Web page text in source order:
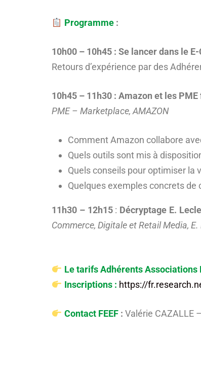
Programme:
10h00 – 10h45 : Se lancer dans le
Retours d’expérience par des
10h45 – 11h30 : Amazon et les
PME – Marketplace, AMAZON
Comment Amazon collabore
Quels outils sont mis à
Quels conseils pour optimiser la
Quelques exemples concrets de
11h30 – 12h15: Décryptage E.
Commerce, Digitale et Retail Media, E.
Le tarifsAdhérents Associations
Inscriptions : https://
Contact FEEF: Valérie CAZALLE –